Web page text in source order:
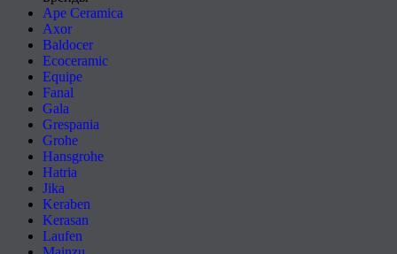
Ape Ceramica
Axor
Baldocer
Ecoceramic
Equipe
Fanal
Gala
Grespania
Grohe
Hansgrohe
Hatria
Jika
Keraben
Kerasan
Laufen